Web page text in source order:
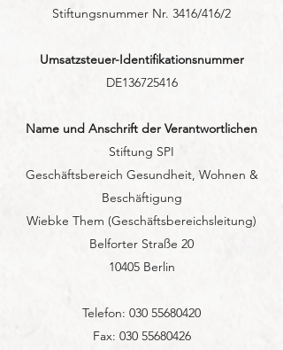
Stiftungsnummer Nr. 3416/416/2
Umsatzsteuer-Identifikationsnummer
DE136725416
Name und Anschrift der Verantwortlichen
Stiftung SPI
Geschäftsbereich Gesundheit, Wohnen &
Beschäftigung
Wiebke Them (Geschäftsbereichsleitung)
Belforter Straße 20
10405 Berlin
Telefon: 030 55680420
Fax: 030 55680426